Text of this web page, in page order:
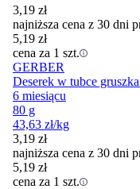
3,19 zł
najniższa cena z 30 dni
5,19 zł
cena za 1 szt.
GERBER
Deserek w tubce
6 miesiącu
80 g
43,63 zł/kg
3,19 zł
najniższa cena z 30 dni
5,19 zł
cena za 1 szt.